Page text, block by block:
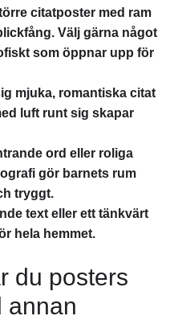
citatposter med ram
Välj gärna något
som öppnar upp för
mjuka, romantiska citat
luft runt sig skapar
ord eller roliga
gör barnets rum
tryggt.
text eller ett tänkvärt
hela hemmet.
du posters
annan